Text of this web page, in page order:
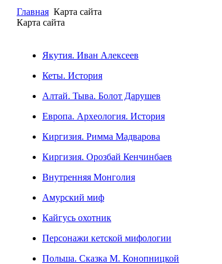
Главная Карта сайта
Карта сайта
Якутия. Иван Алексеев
Кеты. История
Алтай. Тыва. Болот Дарушев
Европа. Археология. История
Киргизия. Римма Мадварова
Киргизия. Орозбай Кенчинбаев
Внутренняя Монголия
Амурский миф
Кайгусь охотник
Персонажи кетской мифологии
Польша. Сказка М. Конопницкой